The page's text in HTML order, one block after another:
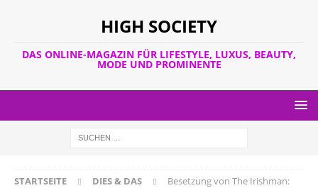
HIGH SOCIETY
DAS ONLINE-MAGAZIN FÜR LIFESTYLE, LUXUS, BEAUTY,
MODE UND PROMINENTE
STARTSEITE DIES & DAS
Besetzung von The Irishman: